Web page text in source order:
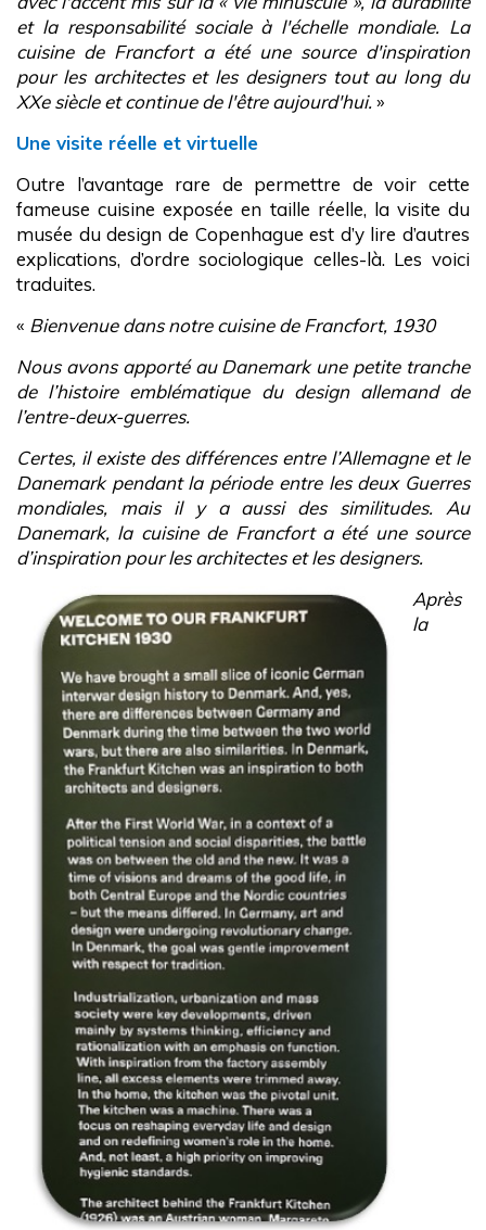
et la responsabilité sociale à l'échelle mondiale. La
cuisine de Francfort a été une source d'inspiration
pour les architectes et les designers tout au long du
XXe siècle et continue de l'être aujourd'hui.»
Une visite réelle et virtuelle
Outre l’avantage rare de permettre de voir cette
fameuse cuisine exposée en taille réelle, la visite du
musée du design de Copenhague est d’y lire d’autres
explications, d’ordre sociologique celles-là. Les voici
traduites.
« Bienvenue dans notre cuisine de Francfort, 1930
Nous avons apporté au Danemark une petite tranche
de l’histoire emblématique du design allemand de
l’entre-deux-guerres.
Certes, il existe des différences entre l’Allemagne et le
Danemark pendant la période entre les deux Guerres
mondiales, mais il y a aussi des similitudes. Au
Danemark, la cuisine de Francfort a été une source
d’inspiration pour les architectes et les designers.
Après
la